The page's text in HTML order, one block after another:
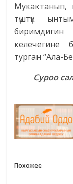
Мукактанып,
түштүк
биримдигин
келечегине
турган “Ала-
Суроо
Похожее